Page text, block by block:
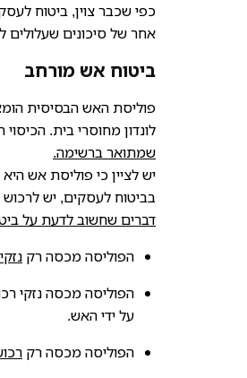
כפי שכבר צוין, ביטוח
אחר של סיכונים
ביטוח אש מורחב
לונדון מחוסרי בית.
שמתואר ברשימה.
יש לציין כי פוליסת אש
בביטוח לעסקים, יש לרכוש
דברים שחשוב לדעת על
הפוליסה מכסה רק
הפוליסה מכסה נזקי
על ידי האש.
הפוליסה מכסה רק